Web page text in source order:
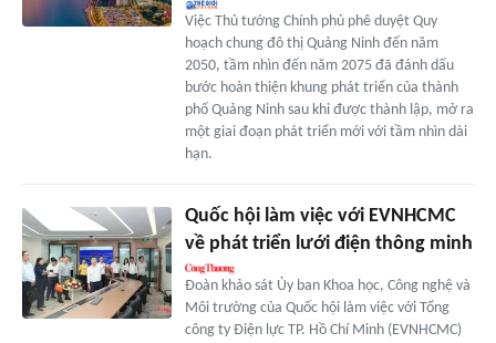
Việc Thủ tướng Chính phủ phê duyệt Quy
hoạch chung đô thị Quảng Ninh đến năm
2050, tầm nhìn đến năm 2075 đã đánh dấu
bước hoàn thiện khung phát triển của thành
phố Quảng Ninh sau khi được thành lập, mở ra
một giai đoạn phát triển mới với tầm nhìn dài
hạn.
Quốc hội làm việc với EVNHCMC
về phát triển lưới điện thông minh
Đoàn khảo sát Ủy ban Khoa học, Công nghệ và
Môi trường của Quốc hội làm việc với Tổng
công ty Điện lực TP. Hồ Chí Minh (EVNHCMC)